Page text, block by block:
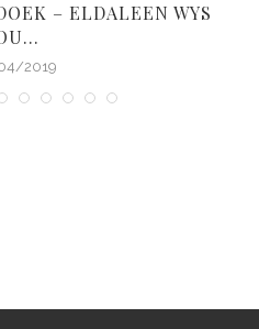
– ELDALEEN WYS
2019